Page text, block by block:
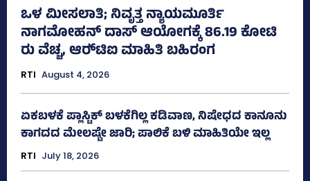
ಒಳ ಮೀಸಲಾತಿ; ನಿವೃತ್ತ ನ್ಯಾಯಮೂರ್ತಿ
ನಾಗಮೋಹನ್ ದಾಸ್ ಆಯೋಗಕ್ಕೆ 86.19 ಕೋಟಿ
ರು ವೆಚ್ಚ, ಆರ್‍‌ಟಿಐ ಮಾಹಿತಿ ಬಹಿರಂಗ
RTI August 4, 2026
ಏಕಬಳಕೆ ಪ್ಲಾಸ್ಟಿಕ್‌ ಬಳಕೆಗಿಲ್ಲ ಕಡಿವಾಣ, ನಿಷೇಧದ ಕಾನೂನು
ಕಾಗದದ ಮೇಲಷ್ಟೇ ಜಾರಿ; ಪಾಲಿಕೆ ಬಳಿ ಮಾಹಿತಿಯೇ ಇಲ್ಲ
RTI July 18, 2026